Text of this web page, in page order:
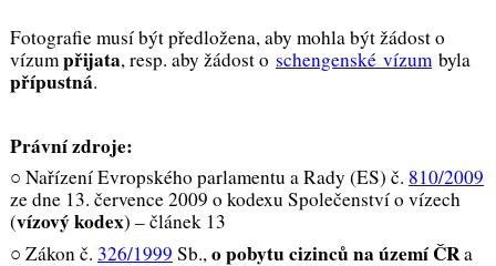
Fotografie musí být předložena, aby mohla být žádost o
vízumpřijata, resp. aby žádost o schengenské vízum byla
přípustná.
Právní zdroje:
○ Nařízení Evropského parlamentu a Rady (ES) č. 810/2009
ze dne 13. července 2009 o kodexu Společenství o vízech
(vízový kodex) –článek 13
○ Zákon č. 326/1999 Sb.,o pobytu cizinců na území ČRa